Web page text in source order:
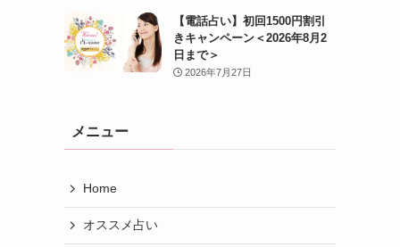
【電話占い】初回1500円割引
きキャンペーン＜2026年8月2
日まで＞
2026年7月27日
メニュー
Home
オススメ占い